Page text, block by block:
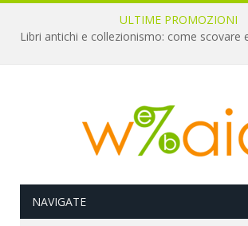
ULTIME PROMOZIONI
NAVIGATE